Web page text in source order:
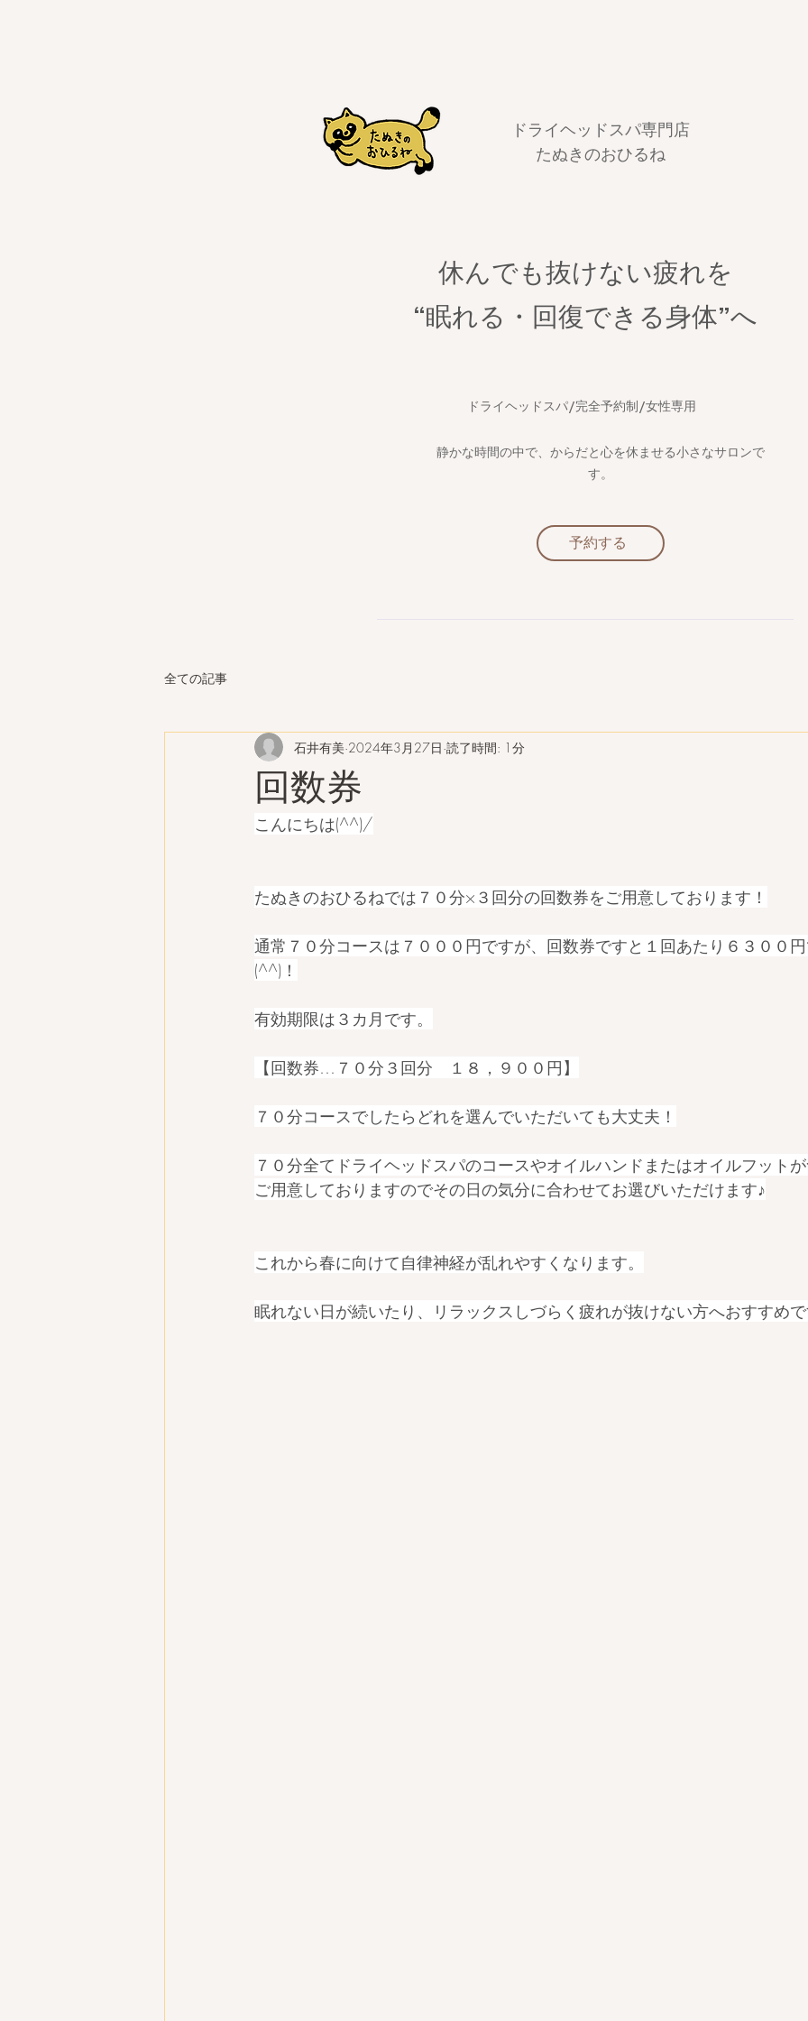
ドライヘッドスパ専門店
​たぬきのおひるね
休んでも抜けない疲れを
​“眠れる・回復できる身体”へ
​ドライヘッドスパ/完全予約制/女性専用
静かな時間の中で、からだと心を休ませる小さなサロンで
す。
予約する
全ての記事
回数券
石井有美 2024年3月27日 読了時間: 1分
こんにちは(^^)/
たぬきのおひるねでは７０分×３回分の回数券をご用意しております！
通常７０分コースは７０００円ですが、回数券ですと１回あたり６３００
(^^)！
有効期限は３カ月です。
【回数券…７０分３回分　１８，９００円】
７０分コースでしたらどれを選んでいただいても大丈夫！
７０分全てドライヘッドスパのコースやオイルハンドまたはオイルフット
ご用意しておりますのでその日の気分に合わせてお選びいただけます♪
これから春に向けて自律神経が乱れやすくなります。
眠れない日が続いたり、リラックスしづらく疲れが抜けない方へおすすめ